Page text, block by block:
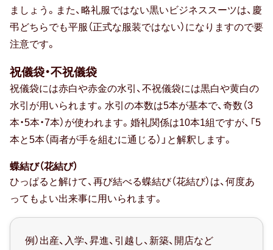
男性
70代男性
80代男性
90代男性
ましょう。また、略礼服ではない黒いビジネススーツは、慶
弔どちらでも平服（正式な服装ではない）になりますので要
注意です。
祝儀袋・不祝儀袋
祝儀袋には赤白や赤金の水引、不祝儀袋には黒白や黄白の
水引が用いられます。水引の本数は5本が基本で、奇数（3
本・5本・7本）が使われます。婚礼関係は10本1組ですが、「5
本と5本（両者が手を組むに通じる）」と解釈します。
蝶結び（花結び）
ひっぱると解けて、再び結べる蝶結び（花結び）は、何度あ
ってもよい出来事に用いられます。
例）出産、入学、昇進、引越し、新築、開店など